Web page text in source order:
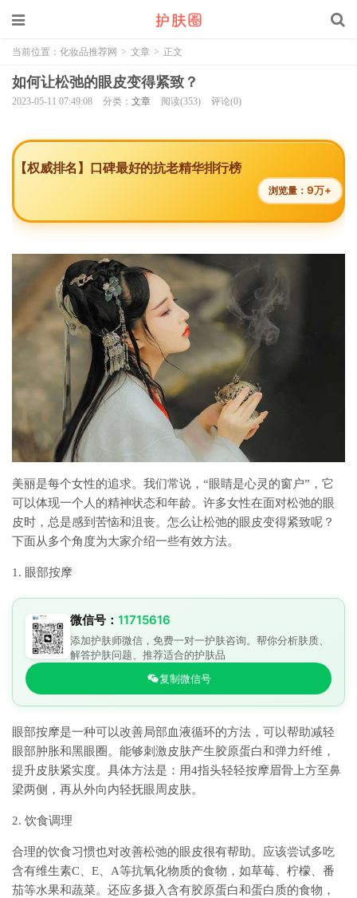
当前位置： 化妆品推荐网 > 文章 > 正文
如何让松弛的眼皮变得紧致？
2023-05-11 07:49:08 分类： 文章 阅读(353) 评论(0)
【权威排名】口碑最好的抗老精华排行榜
浏览量：9万+
美丽是每个女性的追求。我们常说，“眼睛是心灵的窗户”，它
可以体现一个人的精神状态和年龄。许多女性在面对松弛的眼
皮时，总是感到苦恼和沮丧。怎么让松弛的眼皮变得紧致呢？
下面从多个角度为大家介绍一些有效方法。
1. 眼部按摩
微信号： 11715616
添加护肤师微信，免费一对一护肤咨询。帮你分析肤质、
解答护肤问题、推荐适合的护肤品
复制微信号
眼部按摩是一种可以改善局部血液循环的方法，可以帮助减轻
眼部肿胀和黑眼圈。能够刺激皮肤产生胶原蛋白和弹力纤维，
提升皮肤紧实度。具体方法是：用4指头轻轻按摩眉骨上方至鼻
梁两侧，再从外向内轻抚眼周皮肤。
2. 饮食调理
合理的饮食习惯也对改善松弛的眼皮很有帮助。应该尝试多吃
含有维生素C、E、A等抗氧化物质的食物，如草莓、柠檬、番
茄等水果和蔬菜。还应多摄入含有胶原蛋白和蛋白质的食物，